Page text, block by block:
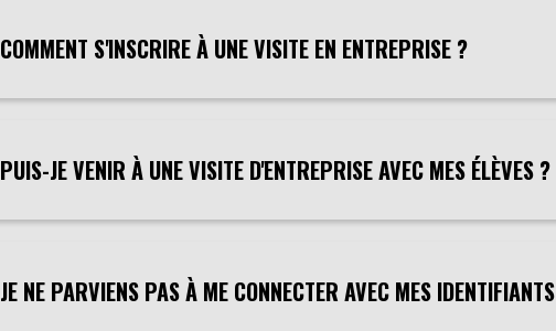
COMMENT S'INSCRIRE À UNE VISITE EN ENTREPRISE ?
PUIS-JE VENIR À UNE VISITE D'ENTREPRISE AVEC MES ÉLÈVES ?
JE NE PARVIENS PAS À ME CONNECTER AVEC MES IDENTIFIANTS